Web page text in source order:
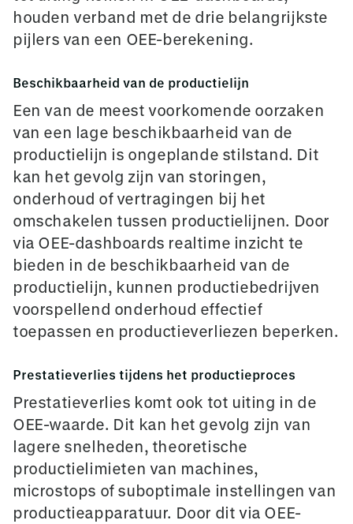
houden verband met de drie belangrijkste
pijlers van een OEE-berekening.
Beschikbaarheid van de productielijn
Een van de meest voorkomende oorzaken
van een lage beschikbaarheid van de
productielijn is ongeplande stilstand. Dit
kan het gevolg zijn van storingen,
onderhoud of vertragingen bij het
omschakelen tussen productielijnen. Door
via OEE-dashboards realtime inzicht te
bieden in de beschikbaarheid van de
productielijn, kunnen productiebedrijven
voorspellend onderhoud effectief
toepassen en productieverliezen beperken.
Prestatieverlies tijdens het productieproces
Prestatieverlies komt ook tot uiting in de
OEE-waarde. Dit kan het gevolg zijn van
lagere snelheden, theoretische
productielimieten van machines,
microstops of suboptimale instellingen van
productieapparatuur. Door dit via OEE-